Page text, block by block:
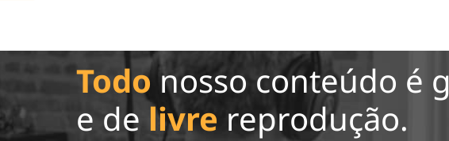
Todonosso conteúdo é
e de livre reprodução.